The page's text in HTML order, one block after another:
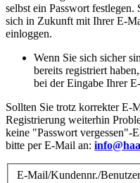
selbst ein Passwort
sich in Zukunft mit Ihrer E-
einloggen.
Wenn Sie sich sicher
bereits registriert
bei der Eingabe Ihrer
Sollten Sie trotz korrekter E-
Registrierung weiterhin
keine "Passwort vergessen"-
bitte per E-Mail an:
E-Mail/Kundennr./